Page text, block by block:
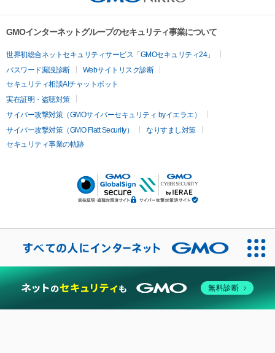
GMOインターネットグループのセキュリティ事業について
世界初総合ネットセキュリティサービス「GMOセキュリティ24」
パスワード漏洩診断
Webサイトリスク診断
セキュリティ相談AIチャットボット
実在証明・盗聴対策
サイバー攻撃対策（GMOサイバーセキュリティ byイエラエ）
サイバー攻撃対策（GMO Flatt Security）
なりすまし対策
セキュリティ事業の軌跡
無料診断